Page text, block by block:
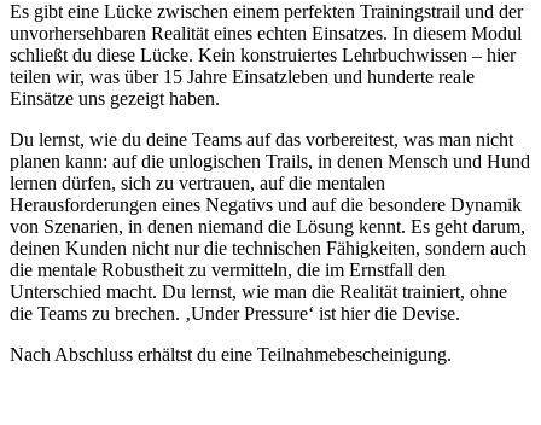
Es gibt eine Lücke zwischen einem perfekten Trainingstrail und der
unvorhersehbaren Realität eines echten Einsatzes. In diesem Modul
schließt du diese Lücke. Kein konstruiertes Lehrbuchwissen – hier
teilen wir, was über 15 Jahre Einsatzleben und hunderte reale
Einsätze uns gezeigt haben.
Du lernst, wie du deine Teams auf das vorbereitest, was man nicht
planen kann: auf die unlogischen Trails, in denen Mensch und Hund
lernen dürfen, sich zu vertrauen, auf die mentalen
Herausforderungen eines Negativs und auf die besondere Dynamik
von Szenarien, in denen niemand die Lösung kennt. Es geht darum,
deinen Kunden nicht nur die technischen Fähigkeiten, sondern auch
die mentale Robustheit zu vermitteln, die im Ernstfall den
Unterschied macht. Du lernst, wie man die Realität trainiert, ohne
die Teams zu brechen. ‚Under Pressure‘ ist hier die Devise.
Nach Abschluss erhältst du eine Teilnahmebescheinigung.